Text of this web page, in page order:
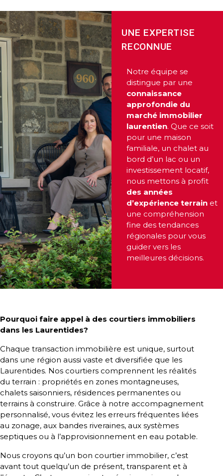
démarrage
:
y
avez-
vous
pensé?
Locataire
Pourquoi
faire
affaire
avec
un
courtier
immobilier
Prenez
le
temps
d’analyser
vos
besoins
Évaluation
en
ligne
Avec
un
courtier
immobilier,
êtes
bien
UNE EXPERTISE
RECONNUE
Notre équipe se
distingue par une
connaissance
approfondie du
marché immobilier
laurentien. Que ce soit
pour une maison
familiale, un chalet au
bord d’un lac ou un
investissement locatif,
nous mettons à profit
des années
d’expérience terrain et
une compréhension
fine des tendances
régionales pour vous
guider vers les
meilleures décisions.
Pourquoi faire appel à des courtiers immobiliers
dans les Laurentides?
Chaque transaction immobilière est unique, surtout
dans une région aussi vaste et diversifiée que les
Laurentides. Nos courtiers comprennent les réalités
du terrain : propriétés en zones montagneuses,
chalets saisonniers, résidences permanentes ou
terrains à construire. Grâce à notre accompagnement
personnalisé, vous évitez les erreurs fréquentes liées
au zonage, aux bandes riveraines, aux systèmes
septiques ou à l’approvisionnement en eau potable.
Nous croyons qu’un bon courtier immobilier, c’est
avant tout quelqu’un de présent, transparent et à